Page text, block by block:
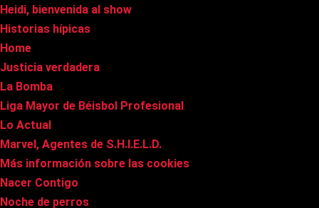
Heidi, bienvenida al show
Historias hípicas
Home
Justicia verdadera
La Bomba
Liga Mayor de Béisbol Profesional
Lo Actual
Marvel, Agentes de S.H.I.E.L.D.
Más información sobre las cookies
Nacer Contigo
Noche de perros